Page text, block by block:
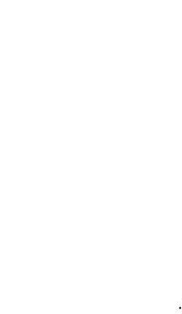
.